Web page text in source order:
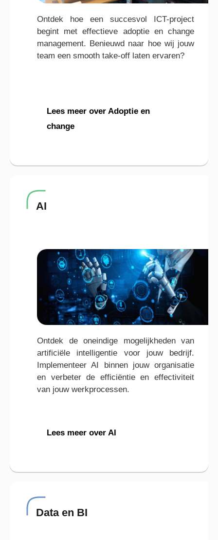
Ontdek hoe een succesvol ICT-project
begint met effectieve adoptie en change
management. Benieuwd naar hoe wij jouw
team een smooth take-off laten ervaren?
Lees meer over Adoptie en
change
AI
Ontdek de oneindige mogelijkheden van
artificiële intelligentie voor jouw bedrijf.
Implementeer AI binnen jouw organisatie
en verbeter de efficiëntie en effectiviteit
van jouw werkprocessen.
Lees meer over AI
Data en BI